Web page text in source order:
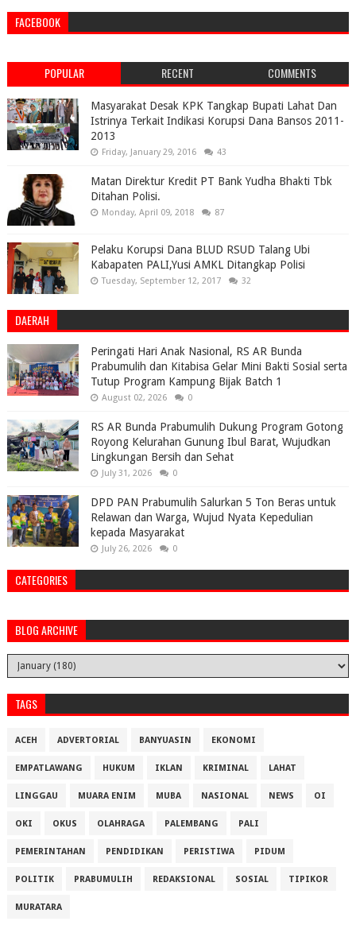
FACEBOOK
POPULAR RECENT COMMENTS
Masyarakat Desak KPK Tangkap Bupati Lahat Dan
Istrinya Terkait Indikasi Korupsi Dana Bansos 2011-
2013
Friday, January 29, 2016 43
Matan Direktur Kredit PT Bank Yudha Bhakti Tbk
Ditahan Polisi.
Monday, April 09, 2018 87
Pelaku Korupsi Dana BLUD RSUD Talang Ubi
Kabapaten PALI,Yusi AMKL Ditangkap Polisi
Tuesday, September 12, 2017 32
DAERAH
Peringati Hari Anak Nasional, RS AR Bunda
Prabumulih dan Kitabisa Gelar Mini Bakti Sosial serta
Tutup Program Kampung Bijak Batch 1
August 02, 2026 0
RS AR Bunda Prabumulih Dukung Program Gotong
Royong Kelurahan Gunung Ibul Barat, Wujudkan
Lingkungan Bersih dan Sehat
July 31, 2026 0
DPD PAN Prabumulih Salurkan 5 Ton Beras untuk
Relawan dan Warga, Wujud Nyata Kepedulian
kepada Masyarakat
July 26, 2026 0
CATEGORIES
BLOG ARCHIVE
TAGS
ACEH ADVERTORIAL BANYUASIN EKONOMI
EMPATLAWANG HUKUM IKLAN KRIMINAL LAHAT
LINGGAU MUARA ENIM MUBA NASIONAL NEWS OI
OKI OKUS OLAHRAGA PALEMBANG PALI
PEMERINTAHAN PENDIDIKAN PERISTIWA PIDUM
POLITIK PRABUMULIH REDAKSIONAL SOSIAL TIPIKOR
MURATARA